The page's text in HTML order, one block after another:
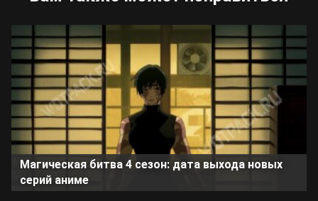
Магическая битва 4 сезон: дата выхода новых
серий аниме